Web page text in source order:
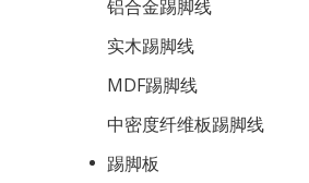
铝合金踢脚线
实木踢脚线
MDF踢脚线
中密度纤维板踢脚线
踢脚板